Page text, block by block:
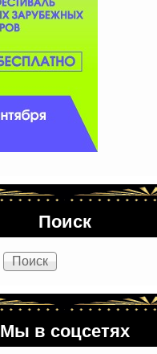
Поиск
Мы в соцсетях